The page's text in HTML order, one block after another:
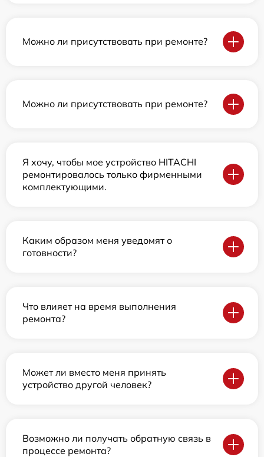
Можно ли присутствовать при ремонте?
Можно ли присутствовать при ремонте?
Я хочу, чтобы мое устройство HITACHI
ремонтировалось только фирменными
комплектующими.
Каким образом меня уведомят о
готовности?
Что влияет на время выполнения
ремонта?
Может ли вместо меня принять
устройство другой человек?
Возможно ли получать обратную связь в
процессе ремонта?